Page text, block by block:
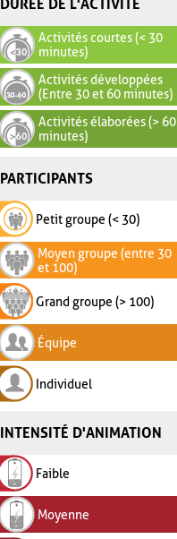
DURÉE DE L'ACTIVITÉ
Activités courtes (< 30
minutes)
Activités développées
(Entre 30 et 60 minutes)
Activités élaborées (> 60
minutes)
PARTICIPANTS
Petit groupe (< 30)
Moyen groupe (entre 30
et 100)
Grand groupe (> 100)
Équipe
Individuel
INTENSITÉ D'ANIMATION
Faible
Moyenne